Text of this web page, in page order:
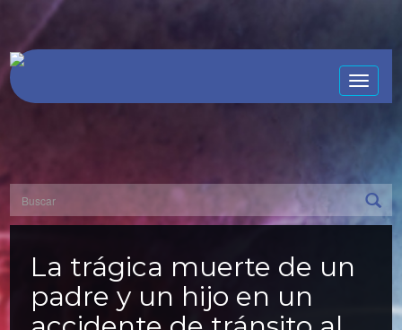
Toggle
La trágica muerte de un
padre y un hijo en un